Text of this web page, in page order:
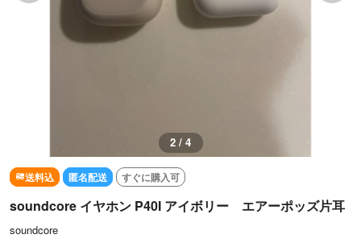
2 / 4
送料込 匿名配送 すぐに購入可
soundcore イヤホン P40I アイボリー エアーポッズ片耳
soundcore